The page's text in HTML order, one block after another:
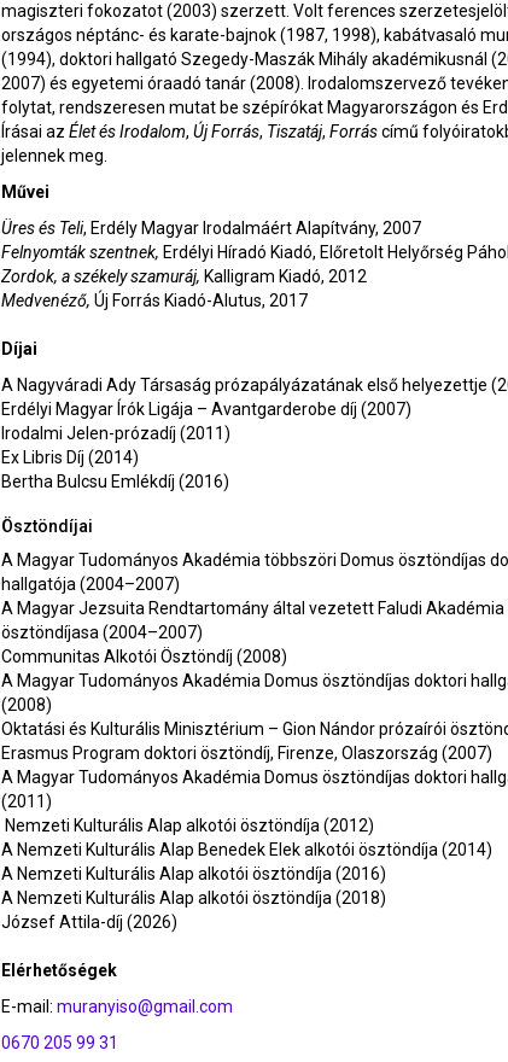
magiszteri fokozatot (2003) szerzett. Volt ferences
országos néptánc- és karate-bajnok (1987, 1998), kabátvasaló
(1994), doktori hallgató Szegedy-Maszák Mihály akadémikusnál
2007) és egyetemi óraadó tanár (2008). Irodalomszervező
folytat, rendszeresen mutat be szépírókat Magyarországon és
Írásai az Élet és Irodalom, Új Forrás, Tiszatáj, Forráscímű
jelennek meg.
Művei
Üres és Teli, Erdély Magyar Irodalmáért Alapítvány, 2007
Felnyomták szentnek, Erdélyi Híradó Kiadó, Előretolt Helyőrség
Zordok, a székely szamuráj, Kalligram Kiadó, 2012
Medvenéző, Új Forrás Kiadó-Alutus, 2017
Díjai
A Nagyváradi Ady Társaság prózapályázatának első helyezettje
Erdélyi Magyar Írók Ligája – Avantgarderobe díj (2007)
Irodalmi Jelen-prózadíj (2011)
Ex Libris Díj (2014)
Bertha Bulcsu Emlékdíj (2016)
Ösztöndíjai
A Magyar Tudományos Akadémia többszöri Domus ösztöndíjas
hallgatója (2004–2007)
A Magyar Jezsuita Rendtartomány által vezetett Faludi
ösztöndíjasa (2004–2007)
Communitas Alkotói Ösztöndíj (2008)
A Magyar Tudományos Akadémia Domus ösztöndíjas doktori
(2008)
Oktatási és Kulturális Minisztérium – Gion Nándor prózaírói
Erasmus Program doktori ösztöndíj, Firenze, Olaszország (2007)
A Magyar Tudományos Akadémia Domus ösztöndíjas doktori
(2011)
Nemzeti Kulturális Alap alkotói ösztöndíja (2012)
A Nemzeti Kulturális Alap Benedek Elek alkotói ösztöndíja (2014)
A Nemzeti Kulturális Alap alkotói ösztöndíja (2016)
A Nemzeti Kulturális Alap alkotói ösztöndíja (2018)
József Attila-díj (2026)
Elérhetőségek
E-mail: muranyiso@gmail.com
0670 205 99 31